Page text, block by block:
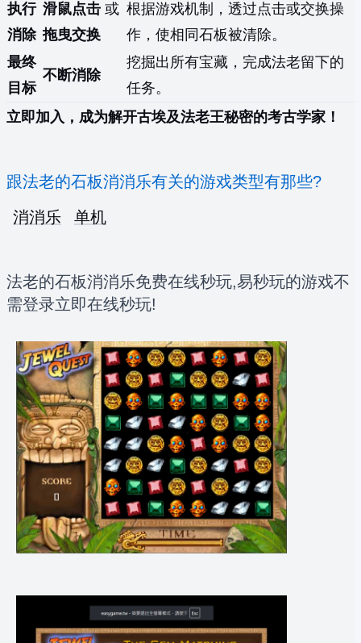
执行
消除
滑鼠点击 或
拖曳交换
根据游戏机制，透过点击或交换操
作，使相同石板被清除。
最终
目标
不断消除
挖掘出所有宝藏，完成法老留下的
任务。
立即加入，成为解开古埃及法老王秘密的考古学家！
跟法老的石板消消乐有关的游戏类型有那些?
消消乐
单机
法老的石板消消乐免费在线秒玩,易秒玩的游戏不
需登录立即在线秒玩!